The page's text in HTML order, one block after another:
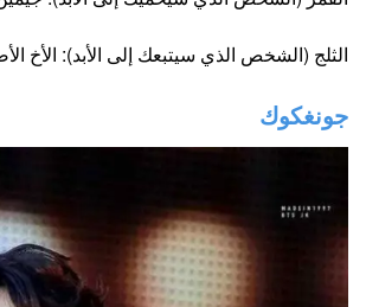
الثلج (الشخص الذي سيتبعك إلى الأبد): الأخ
جونغكوك